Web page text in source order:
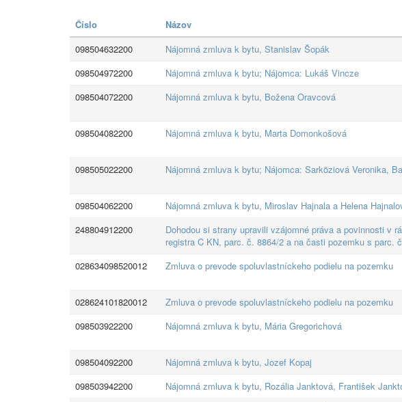
Číslo Názov
098504632200
Nájomná zmluva k bytu, Stanislav Šopák
098504972200
Nájomná zmluva k bytu; Nájomca: Lukáš Vincze
098504072200
Nájomná zmluva k bytu, Božena Oravcová
098504082200 Nájomná zmluva k bytu, Marta Domonkošová
098505022200 Nájomná zmluva k bytu; Nájomca: Sarköziová Veronika,
098504062200 Nájomná zmluva k bytu, Miroslav Hajnala a Helena
248804912200
Dohodou si strany upravili vzájomné práva a povinnosti v
registra C KN, parc. č. 8864/2 a na časti pozemku s
028634098520012 Zmluva o prevode spoluvlastníckeho podielu na pozemku
028624101820012 Zmluva o prevode spoluvlastníckeho podielu na pozemku
098503922200
Nájomná zmluva k bytu, Mária Gregorichová
098504092200 Nájomná zmluva k bytu, Jozef Kopaj
098503942200
Nájomná zmluva k bytu, Rozália Janktová, František